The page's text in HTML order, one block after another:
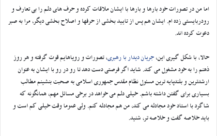
اما من در تصورات خود بارها و بارها با ایشان ملاقات کرده و حرف های دلم را بی تعارف و
رودربایستی زده ام. ایشان هم پس از تایید بخشی از حرفها و اصلاح بخشی دیگر، مرا به صبر
دعوت کرده اند.
حالا، با شکل گیری این، جریان دیدار با رهبری، تصورات و رویاهایم قوت گرفته و هر روز
ذهنم را به خود مشغول می کند. شاید اگر فرصتی دست دهد تا رو در رو با ایشان به عنوان
ارشدترین و بلندپایه ترین مسئول نظام مقدس جمهوری اسلامی به صحبت بنشینم مطالب
بسیاری برای گفتن داشته باشم. خیلی دلم می خواهد در برخی مسائل مهم، همانگونه که
شاگرد با استاد خود مجادله می کند، من هم مجادله کنم. ولی عموما وقت خیلی کم است و
باید خلاصه گفت و خلاصه تر، شنید.